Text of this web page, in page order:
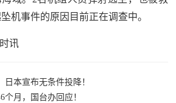
法
国
防
机事件的原因目前正在调查中。
讯
日本宣布无条件投降！
个月，国台办回应！